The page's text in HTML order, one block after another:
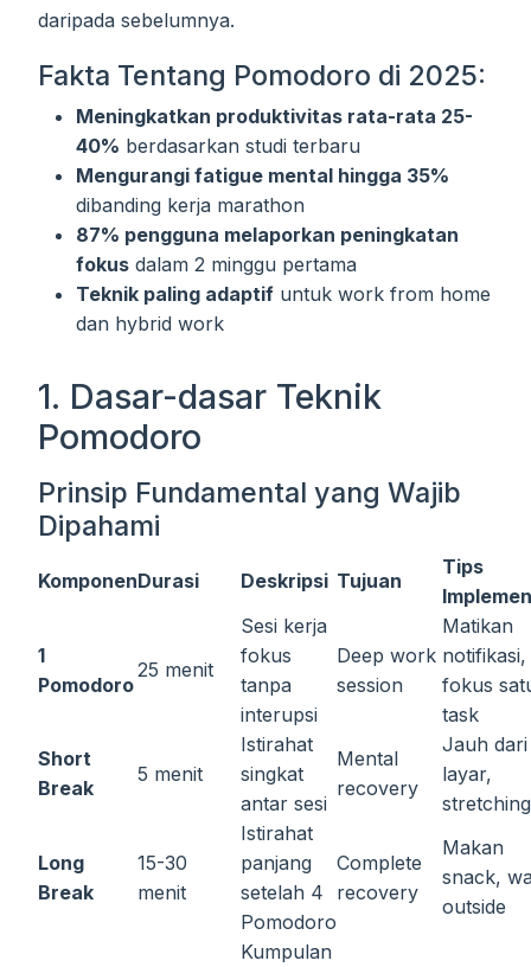
daripada sebelumnya.
Fakta Tentang Pomodoro di 2025:
Meningkatkan produktivitas rata-rata 25-
40% berdasarkan studi terbaru
Mengurangi fatigue mental hingga 35%
dibanding kerja marathon
87% pengguna melaporkan peningkatan
fokus dalam 2 minggu pertama
Teknik paling adaptif untuk work from home
dan hybrid work
1. Dasar-dasar Teknik
Pomodoro
Prinsip Fundamental yang Wajib
Dipahami
KomponenDurasi Deskripsi Tujuan
Tips
1
Pomodoro
25 menit
Sesi kerja
fokus
tanpa
interupsi
Deep work
session
Matikan
notifikasi,
fokus
task
Short
Break
5 menit
Istirahat
singkat
antar sesi
Mental
recovery
Jauh dari
layar,
stretching
Long
Break
15-30
menit
Istirahat
panjang
setelah 4
Pomodoro
Complete
recovery
Makan
snack,
outside
Kumpulan